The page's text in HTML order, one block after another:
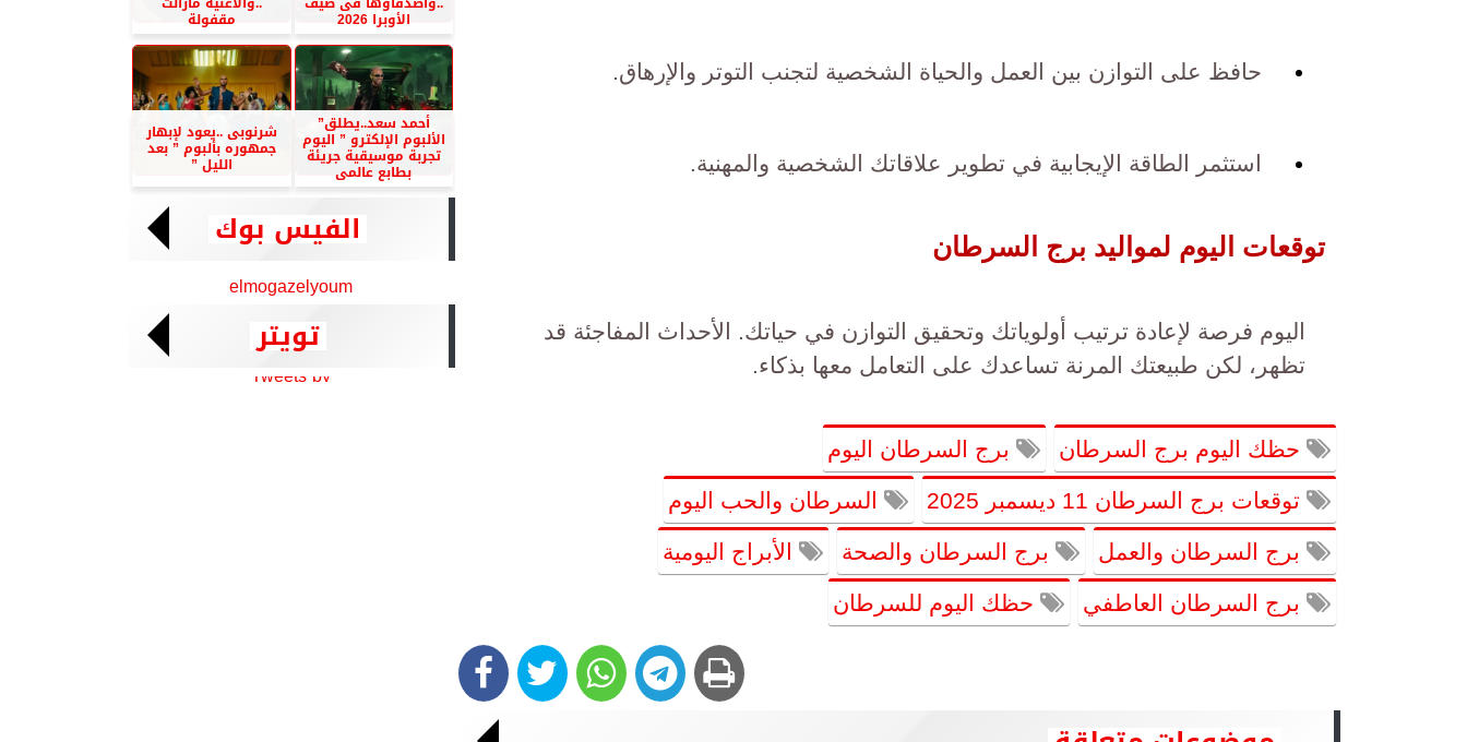
حافظ على التوازن بين العمل والحياة الشخصية لتجنب التوتر والإرهاق.
استثمر الطاقة الإيجابية في تطوير علاقاتك الشخصية والمهنية.
توقعات اليوم لمواليد برج السرطان
اليوم فرصة لإعادة ترتيب أولوياتك وتحقيق التوازن في حياتك. الأحداث المفاجئة قد
تظهر، لكن طبيعتك المرنة تساعدك على التعامل معها بذكاء.
حظك اليوم برج السرطان برج السرطان اليوم
توقعات برج السرطان 11 ديسمبر 2025 السرطان والحب اليوم
برج السرطان والعمل برج السرطان والصحة الأبراج اليومية
برج السرطان العاطفي حظك اليوم للسرطان
الأوبرا 2026 مقفولة
أحمد سعد..يطلق”
الألبوم الإلكترو ” اليوم
تجربة موسيقية جريئة
بطابع عالمى
شرنوبى ..يعود لإبهار
جمهوره بألبوم ” بعد
الليل ”
الفيس بوك
elmogazelyoum
تويتر
Tweets by